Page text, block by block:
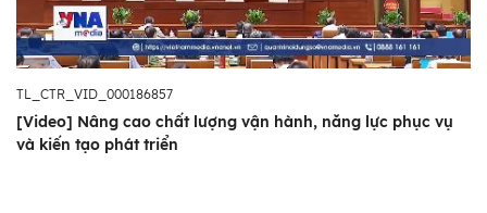
TL_CTR_VID_000186857
[Video] Nâng cao chất lượng vận hành, năng lực phục vụ
và kiến tạo phát triển